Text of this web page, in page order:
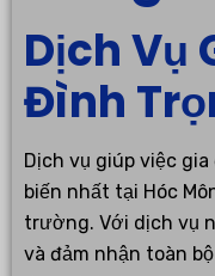
Dịch Vụ
Đình
Dịch vụ giúp việc
biến nhất tại Hóc
trường. Với dịch vụ
và đảm nhận toàn